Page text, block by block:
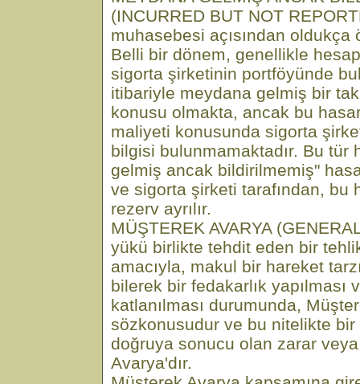
(INCURRED BUT NOT
muhasebesi açısından oldukça
Belli bir dönem, genellikle
sigorta şirketinin portföyünde
itibariyle meydana gelmiş bir
konusu olmakta, ancak bu
maliyeti konusunda sigorta
bilgisi bulunmamaktadır. Bu tür
gelmiş ancak bildirilmemiş"
ve sigorta şirketi tarafından, bu
rezerv ayrılır.
MÜŞTEREK AVARYA
yükü birlikte tehdit eden bir
amacıyla, makul bir hareket
bilerek bir fedakarlık yapılması
katlanılması durumunda,
sözkonusudur ve bu nitelikte
doğruya sonucu olan zarar
Avarya'dır.